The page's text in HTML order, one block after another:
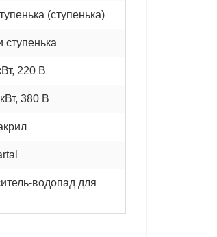
(ступенька)
220 В
380 В
водопад для